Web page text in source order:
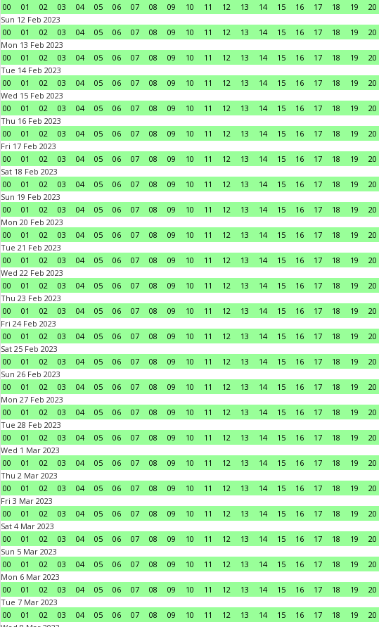
00
01 02 03 04 05 06 07 08 09 10 11 12 13 14 15 16 17 18 19 20
Sun 12 Feb 2023
00
01 02 03 04 05 06 07 08 09 10 11 12 13 14 15 16 17 18 19 20
Mon 13 Feb 2023
00
01 02 03 04 05 06 07 08 09 10 11 12 13 14 15 16 17 18 19 20
Tue 14 Feb 2023
00
01 02 03 04 05 06 07 08 09 10 11 12 13 14 15 16 17 18 19 20
Wed 15 Feb 2023
00
01 02 03 04 05 06 07 08 09 10 11 12 13 14 15 16 17 18 19 20
Thu 16 Feb 2023
00
01 02 03 04 05 06 07 08 09 10 11 12 13 14 15 16 17 18 19 20
Fri 17 Feb 2023
00
01 02 03 04 05 06 07 08 09 10 11 12 13 14 15 16 17 18 19 20
Sat 18 Feb 2023
00
01 02 03 04 05 06 07 08 09 10 11 12 13 14 15 16 17 18 19 20
Sun 19 Feb 2023
00
01 02 03 04 05 06 07 08 09 10 11 12 13 14 15 16 17 18 19 20
Mon 20 Feb 2023
00
01 02 03 04 05 06 07 08 09 10 11 12 13 14 15 16 17 18 19 20
Tue 21 Feb 2023
00
01 02 03 04 05 06 07 08 09 10 11 12 13 14 15 16 17 18 19 20
Wed 22 Feb 2023
00
01 02 03 04 05 06 07 08 09 10 11 12 13 14 15 16 17 18 19 20
Thu 23 Feb 2023
00
01 02 03 04 05 06 07 08 09 10 11 12 13 14 15 16 17 18 19 20
Fri 24 Feb 2023
00
01 02 03 04 05 06 07 08 09 10 11 12 13 14 15 16 17 18 19 20
Sat 25 Feb 2023
00
01 02 03 04 05 06 07 08 09 10 11 12 13 14 15 16 17 18 19 20
Sun 26 Feb 2023
00
01 02 03 04 05 06 07 08 09 10 11 12 13 14 15 16 17 18 19 20
Mon 27 Feb 2023
00
01 02 03 04 05 06 07 08 09 10 11 12 13 14 15 16 17 18 19 20
Tue 28 Feb 2023
00
01 02 03 04 05 06 07 08 09 10 11 12 13 14 15 16 17 18 19 20
Wed 1 Mar 2023
00
01 02 03 04 05 06 07 08 09 10 11 12 13 14 15 16 17 18 19 20
Thu 2 Mar 2023
00
01 02 03 04 05 06 07 08 09 10 11 12 13 14 15 16 17 18 19 20
Fri 3 Mar 2023
00
01 02 03 04 05 06 07 08 09 10 11 12 13 14 15 16 17 18 19 20
Sat 4 Mar 2023
00
01 02 03 04 05 06 07 08 09 10 11 12 13 14 15 16 17 18 19 20
Sun 5 Mar 2023
00
01 02 03 04 05 06 07 08 09 10 11 12 13 14 15 16 17 18 19 20
Mon 6 Mar 2023
00
01 02 03 04 05 06 07 08 09 10 11 12 13 14 15 16 17 18 19 20
Tue 7 Mar 2023
00
01 02 03 04 05 06 07 08 09 10 11 12 13 14 15 16 17 18 19 20